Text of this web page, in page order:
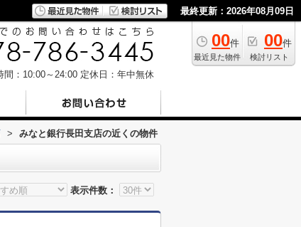
最終更新：2026年08月09日
00件
最近見た物件
00件
検討リスト
間：10:00～24:00 定休日：年中無休
> みなと銀行長田支店の近くの物件
表示件数：